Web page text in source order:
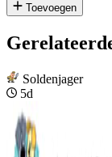
Toevoegen
Soldenjager
5d